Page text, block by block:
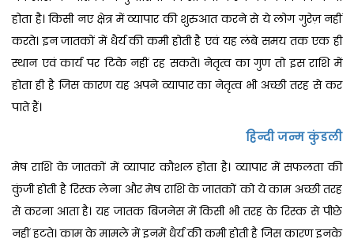
होता है। किसी नए क्षेत्र में व्‍यापार की शुरुआत करने से ये लोग गुरेज़ नहीं
करते। इन जातकों में धैर्य की कमी होती है एवं यह लंबे समय तक एक ही
स्‍थान एवं कार्य पर टिके नहीं रह सकते। नेतृत्‍व का गुण तो इस राशि में
होता ही है जिस कारण यह अपने व्‍यापार का नेतृत्‍व भी अच्‍छी तरह से कर
पाते हैं।
हिन्दी जन्म कुंडली
मेष राशि के जातकों में व्‍यापार कौशल होता है। व्‍यापार में सफलता की
कुंजी होती है रिस्‍क लेना और मेष राशि के जातकों को ये काम अच्‍छी तरह
से करना आता है। यह जातक बिजनेस में किसी भी तरह के रिस्‍क से पीछे
नहीं हटते। काम के मामले में इनमें धैर्य की कमी होती है जिस कारण इनके